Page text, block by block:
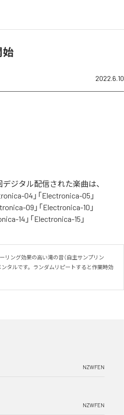
始
2022.6.10
デジタル配信された楽曲は、
04」「Electronica-05」
09」「Electronica-10」
14」「Electronica-15」
リング効果の高い滝の音（自主サンプリン
タルです。ランダムリピートすると作業時効
NZWFEN
NZWFEN